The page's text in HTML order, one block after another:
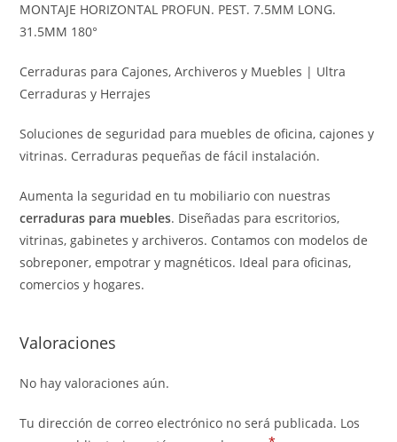
MONTAJE HORIZONTAL PROFUN. PEST. 7.5MM LONG.
31.5MM 180°
Cerraduras para Cajones, Archiveros y Muebles | Ultra
Cerraduras y Herrajes
Soluciones de seguridad para muebles de oficina, cajones y
vitrinas. Cerraduras pequeñas de fácil instalación.
Aumenta la seguridad en tu mobiliario con nuestras
cerraduras para muebles. Diseñadas para escritorios,
vitrinas, gabinetes y archiveros. Contamos con modelos de
sobreponer, empotrar y magnéticos. Ideal para oficinas,
comercios y hogares.
Valoraciones
No hay valoraciones aún.
Tu dirección de correo electrónico no será publicada. Los